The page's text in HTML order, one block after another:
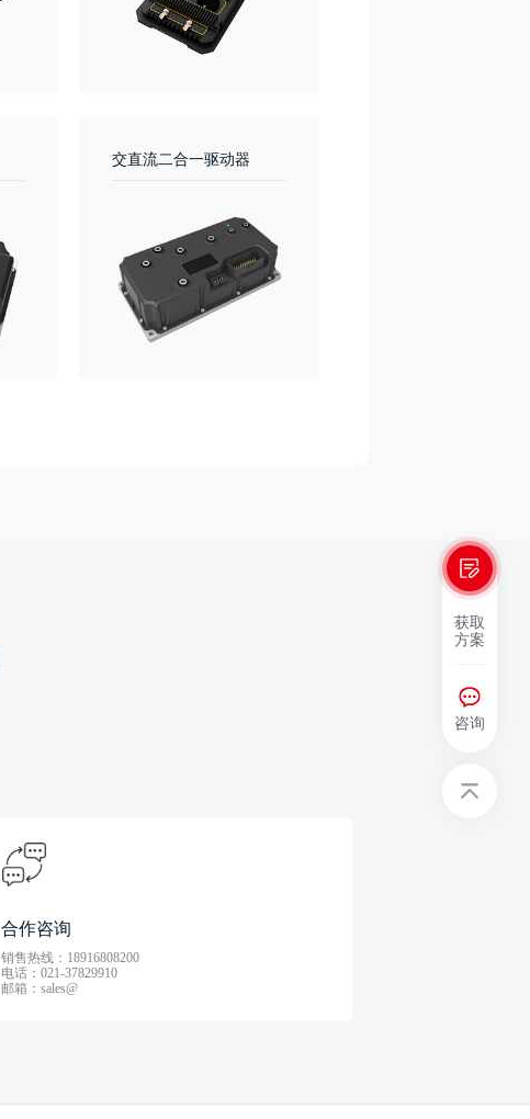
交直流二合一驱动器
合作咨询
销售热线：18916808200
电话：021-37829910
邮箱：sales@
获取
方案
咨询